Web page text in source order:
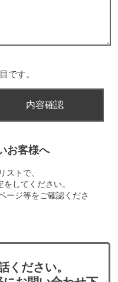
です。
お客様へ
ストで、
してください。
ージ等をご確認くださ
ください。